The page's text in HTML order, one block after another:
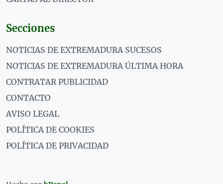
Secciones
NOTICIAS DE EXTREMADURA SUCESOS
NOTICIAS DE EXTREMADURA ÚLTIMA HORA
CONTRATAR PUBLICIDAD
CONTACTO
AVISO LEGAL
POLÍTICA DE COOKIES
POLÍTICA DE PRIVACIDAD